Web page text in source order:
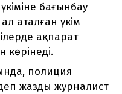
бағынбау
аталған үкім
ақпарат
полиция
жазды журналист